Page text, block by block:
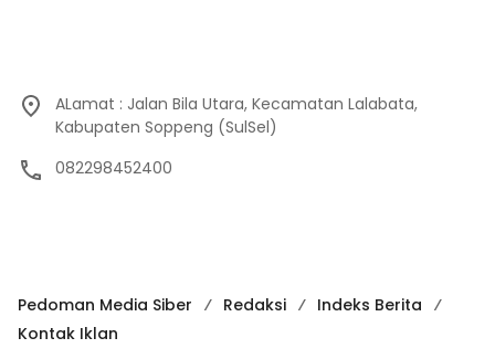
ALamat : Jalan Bila Utara, Kecamatan Lalabata,
Kabupaten Soppeng (SulSel)
082298452400
Pedoman Media Siber Redaksi
Indeks Berita
Kontak Iklan